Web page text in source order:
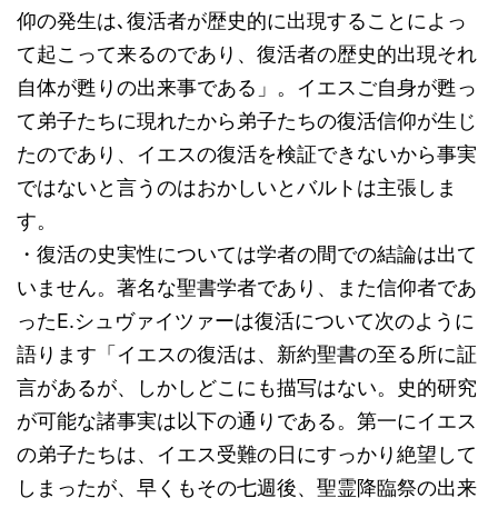
仰の発生は､復活者が歴史的に出現することによっ
て起こって来るのであり、復活者の歴史的出現それ
自体が甦りの出来事である」。イエスご自身が甦っ
て弟子たちに現れたから弟子たちの復活信仰が生じ
たのであり、イエスの復活を検証できないから事実
ではないと言うのはおかしいとバルトは主張しま
す。
・復活の史実性については学者の間での結論は出て
いません。著名な聖書学者であり、また信仰者であ
ったE.シュヴァイツァーは復活について次のように
語ります「イエスの復活は、新約聖書の至る所に証
言があるが、しかしどこにも描写はない。史的研究
が可能な諸事実は以下の通りである。第一にイエス
の弟子たちは、イエス受難の日にすっかり絶望して
しまったが、早くもその七週後、聖霊降臨祭の出来